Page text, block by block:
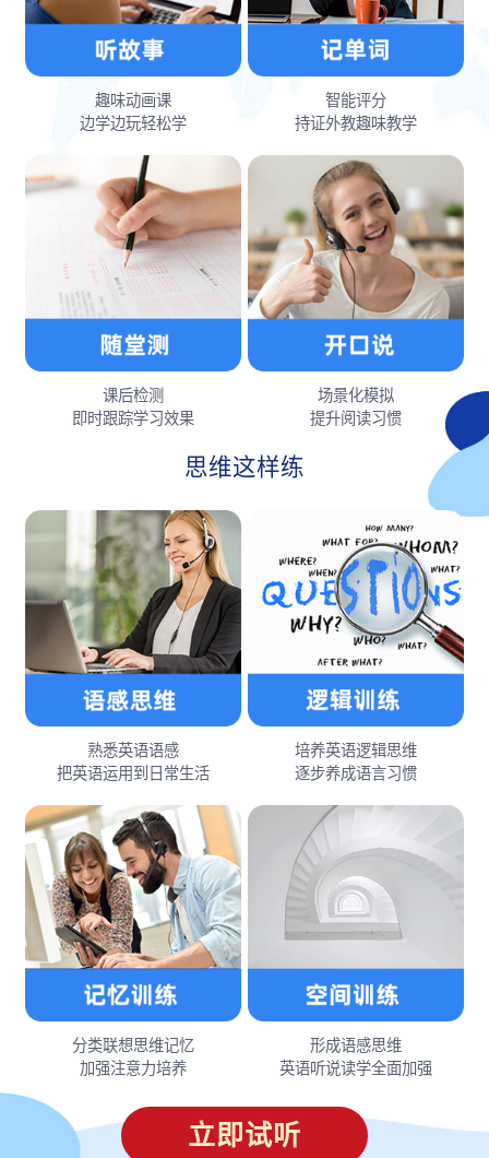
趣味动画课
边学边玩轻松学
智能评分
持证外教趣味教学
课后检测
即时跟踪学习效果
场景化模拟
提升阅读习惯
思维这样练
熟悉英语语感
把英语运用到日常生活
培养英语逻辑思维
逐步养成语言习惯
分类联想思维记忆
加强注意力培养
形成语感思维
英语听说读学全面加强
立即试听